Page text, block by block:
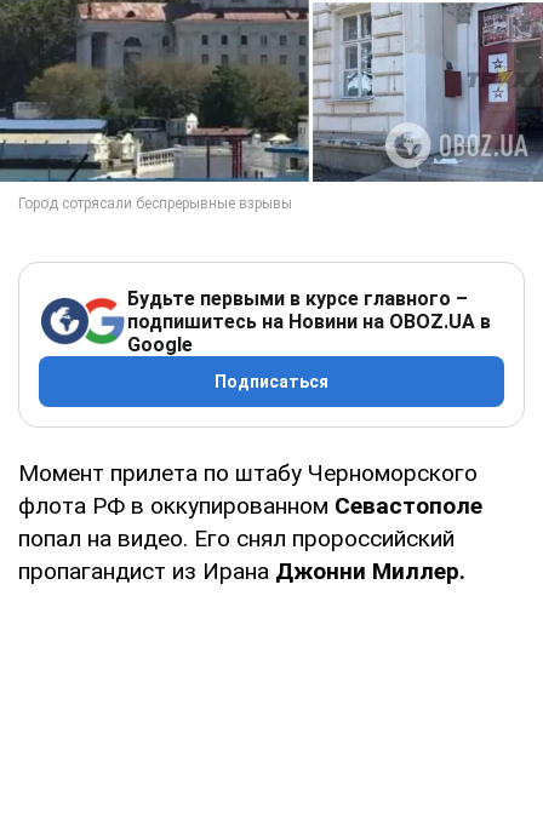
Будьте первыми в курсе главного –
подпишитесь на Новини на OBOZ.UA в
Google
Подписаться
Момент прилета по штабу Черноморского
флота РФ в оккупированном Севастополе
попал на видео. Его снял пророссийский
пропагандист из Ирана Джонни Миллер.